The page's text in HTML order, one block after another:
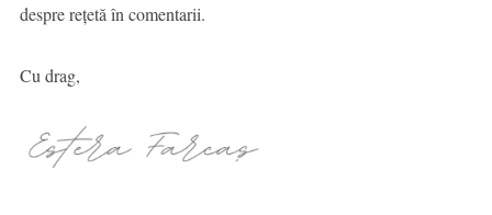
despre rețetă în comentarii.
Cu drag,